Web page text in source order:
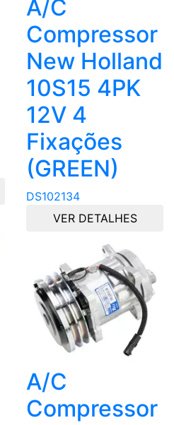
A/C
Compressor
New Holland
10S15 4PK
12V 4
Fixações
(GREEN)
DS102134
VER DETALHES
A/C
Compressor